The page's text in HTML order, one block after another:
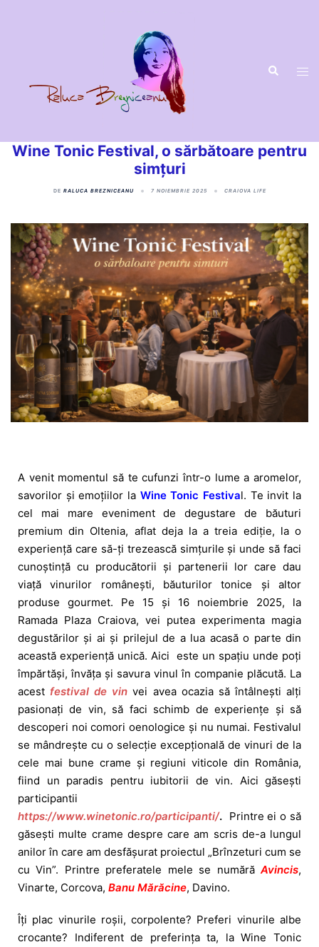
Wine Tonic Festival, o sărbătoare pentru
simțuri
DE RALUCA BREZNICEANU 7 NOIEMBRIE 2025 CRAIOVA LIFE
A venit momentul să te cufunzi într-o lume a aromelor,
savorilor și emoțiilor la Wine Tonic Festival. Te invit la
cel mai mare eveniment de degustare de băuturi
premium din Oltenia, aflat deja la a treia ediție, la o
experiență care să-ți trezească simțurile și unde să faci
cunoștință cu producătorii și partenerii lor care dau
viață vinurilor românești, băuturilor tonice și altor
produse gourmet. Pe 15 și 16 noiembrie 2025, la
Ramada Plaza Craiova, vei putea experimenta magia
degustărilor și ai și prilejul de a lua acasă o parte din
această experiență unică. Aici este un spațiu unde poți
împărtăși, învăța și savura vinul în companie plăcută. La
acest festival de vin vei avea ocazia să întâlnești alți
pasionați de vin, să faci schimb de experiențe și să
descoperi noi comori oenologice și nu numai. Festivalul
se mândrește cu o selecție excepțională de vinuri de la
cele mai bune crame și regiuni viticole din România,
fiind un paradis pentru iubitorii de vin. Aici găsești
participantii
https://www.winetonic.ro/participanti/. Printre ei o să
găsești multe crame despre care am scris de-a lungul
anilor în care am desfășurat proiectul „Brînzeturi cum se
cu Vin”. Printre preferatele mele se numără Avincis,
Vinarte, Corcova, Banu Mărăcine, Davino.
Îți plac vinurile roșii, corpolente? Preferi vinurile albe
crocante? Indiferent de preferința ta, la Wine Tonic